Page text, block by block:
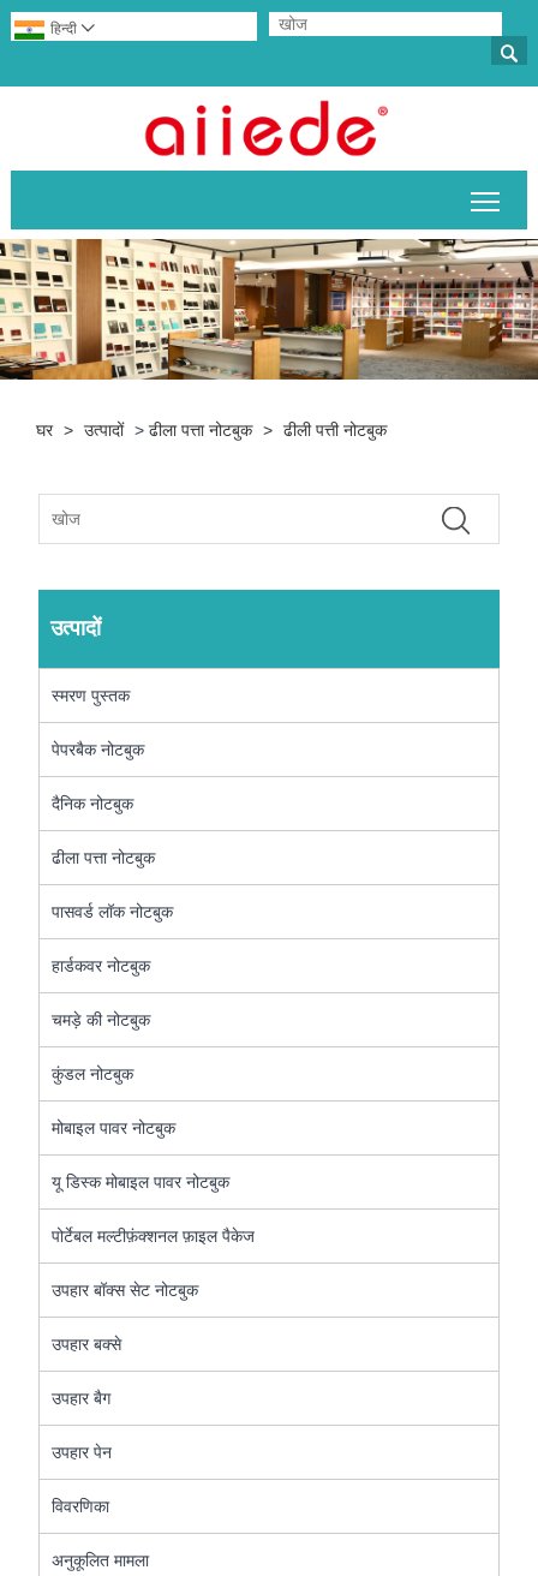

हिन्दी 
घर > उत्पादों >ढीला पत्ता नोटबुक > ढीली पत्ती नोटबुक
उत्पादों
स्मरण पुस्तक
पेपरबैक नोटबुक
दैनिक नोटबुक
ढीला पत्ता नोटबुक
पासवर्ड लॉक नोटबुक
हार्डकवर नोटबुक
चमड़े की नोटबुक
कुंडल नोटबुक
मोबाइल पावर नोटबुक
यू डिस्क मोबाइल पावर नोटबुक
पोर्टेबल मल्टीफ़ंक्शनल फ़ाइल पैकेज
उपहार बॉक्स सेट नोटबुक
उपहार बक्से
उपहार बैग
उपहार पेन
विवरणिका
अनुकूलित मामला